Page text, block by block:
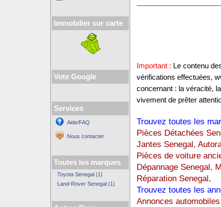
Immobilier sur carte
Vote Google
Services
Aide/FAQ
Nous contacter
Toutes les marques
Toyota Senegal (1)
Land-Rover Senegal (1)
Important : Le contenu
vérifications effectuées,
concernant : la véracité,
vivement de prêter
Trouvez toutes les
Pièces Détachées
Jantes Senegal,
Pièces de voiture
Dépannage Senegal,
Réparation Senegal,
Trouvez toutes les
Annonces